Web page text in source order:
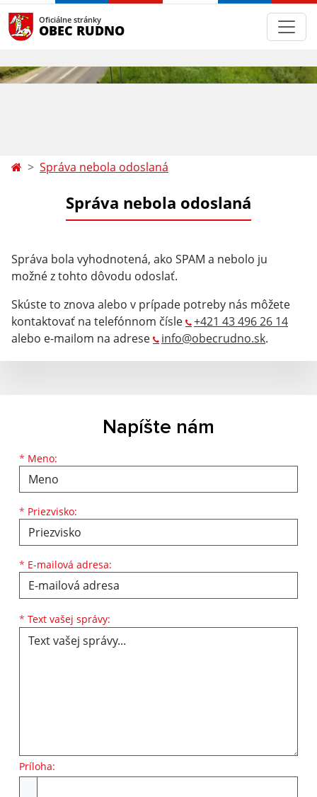
Oficiálne stránky
OBEC RUDNO
Správa nebola odoslaná
Správa nebola odoslaná
Správa bola vyhodnotená, ako SPAM a nebolo ju
možné z tohto dôvodu odoslať.
Skúste to znova alebo v prípade potreby nás môžete
kontaktovať na telefónnom čísle
+421 43 496 26 14
alebo e-mailom na adrese
info@obecrudno.sk.
Napíšte nám
* Meno:
Meno
* Priezvisko:
Priezvisko
* E-mailová adresa:
E-mailová adresa
* Text vašej správy:
Príloha: